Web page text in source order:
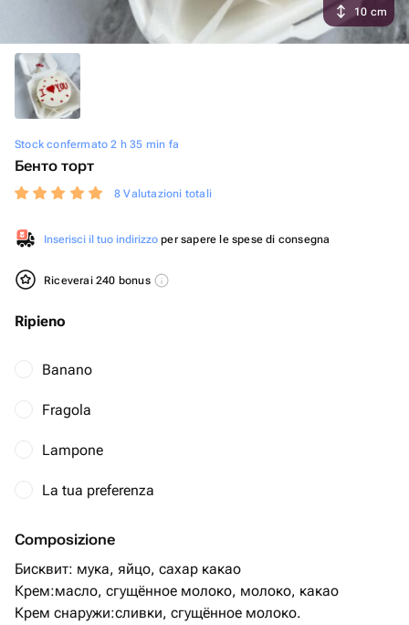
Stock confermato 2 h 35 min fa
Бенто торт
8 Valutazioni totali
Inserisci il tuo indirizzo per sapere le spese di consegna
Riceverai 240 bonus
Ripieno
Banano
Fragola
Lampone
La tua preferenza
Composizione
Бисквит: мука, яйцо, сахар какао
Крем:масло, сгущённое молоко, молоко, какао
Крем снаружи:сливки, сгущённое молоко.
10 cm